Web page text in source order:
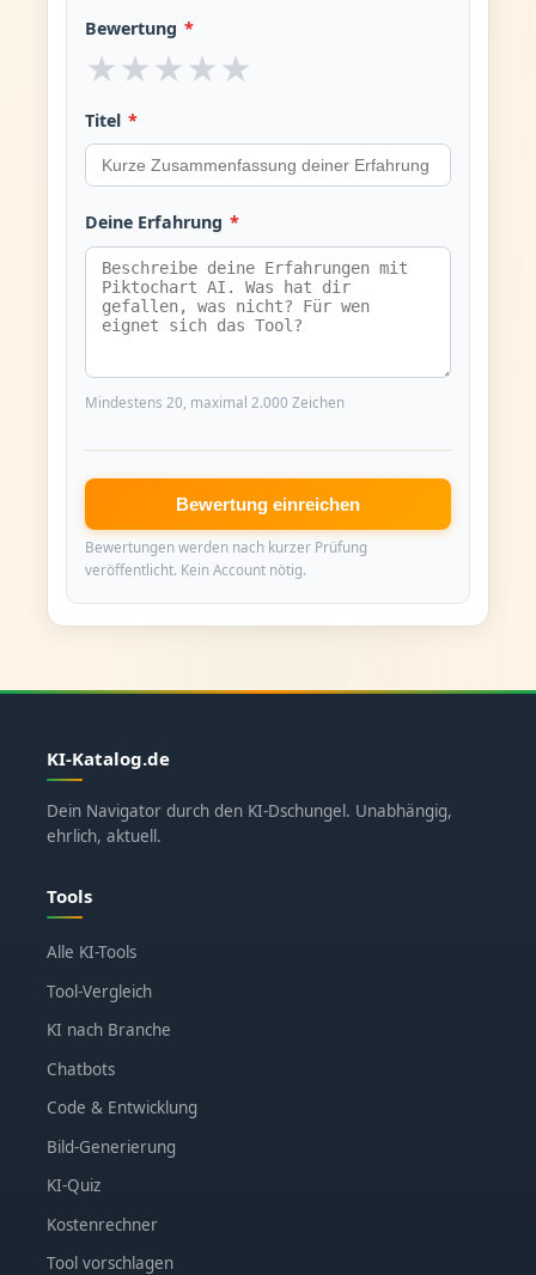
Bewertung *
★ ★ ★ ★ ★
Titel *
Deine Erfahrung *
Mindestens 20, maximal 2.000 Zeichen
Bewertung einreichen
Bewertungen werden nach kurzer Prüfung
veröffentlicht. Kein Account nötig.
KI-Katalog.de
Dein Navigator durch den KI-Dschungel. Unabhängig,
ehrlich, aktuell.
Tools
Alle KI-Tools
Tool-Vergleich
KI nach Branche
Chatbots
Code & Entwicklung
Bild-Generierung
KI-Quiz
Kostenrechner
Tool vorschlagen